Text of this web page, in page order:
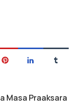
Masa Praaksara